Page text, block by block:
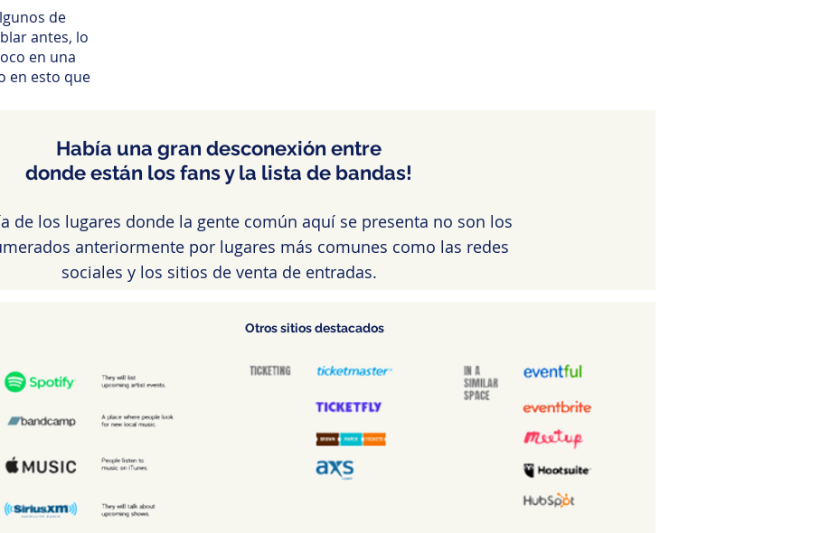
Había una gran desconexión entre
donde están los fans y la lista de bandas!
de los lugares donde la gente común aquí se presenta no son los
anteriormente por lugares más comunes como las redes
sociales y los sitios de venta de entradas.
de
antes, lo
en una
en esto que
Otros sitios destacados